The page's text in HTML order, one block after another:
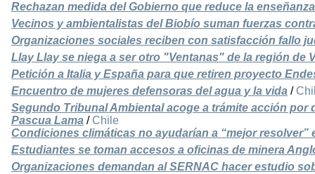
Rechazan medida del Gobierno que reduce la
Vecinos y ambientalistas del Biobío suman fuerzas
Organizaciones sociales reciben con satisfacción fallo
Llay Llay se niega a ser otro "Ventanas" de la región de
Petición a Italia y España para que retiren proyecto
Encuentro de mujeres defensoras del agua y la vida /
Segundo Tribunal Ambiental acoge a trámite acción por
Pascua Lama / Chile
Condiciones climáticas no ayudarían a “mejor resolver”
Estudiantes se toman accesos a oficinas de minera
Organizaciones demandan al SERNAC hacer estudio